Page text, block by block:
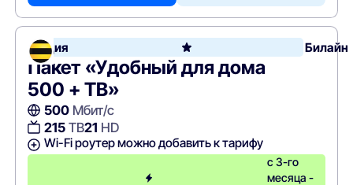
Акция Билайн
Пакет «Удобный для дома
500 + ТВ»
500Мбит/с
215ТВ21 HD
Wi-Fi роутер можно добавить к тарифу
с 3-го
месяца -